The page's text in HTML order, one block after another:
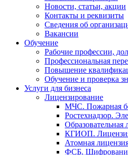
Новости, статьи, акции
Контакты и реквизиты
Сведения об
Вакансии
Обучение
Рабочие профессии,
Профессиональная
Повышение
Обучение и проверка
Услуги для бизнеса
Лицензирование
МЧС. Пожарная
Ростехнадзор.
Образовательная
КГИОП.
Атомная
ФСБ.